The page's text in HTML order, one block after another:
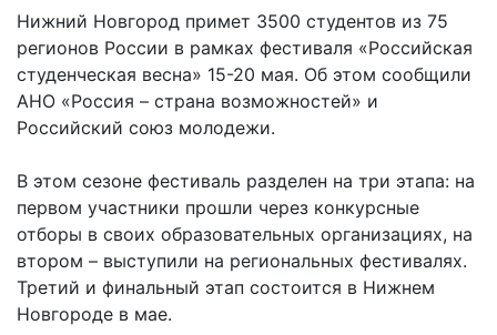
Нижний Новгород примет 3500 студентов из 75
регионов России в рамках фестиваля «Российская
студенческая весна» 15-20 мая. Об этом сообщили
АНО «Россия – страна возможностей» и
Российский союз молодежи.
В этом сезоне фестиваль разделен на три этапа: на
первом участники прошли через конкурсные
отборы в своих образовательных организациях, на
втором – выступили на региональных фестивалях.
Третий и финальный этап состоится в Нижнем
Новгороде в мае.